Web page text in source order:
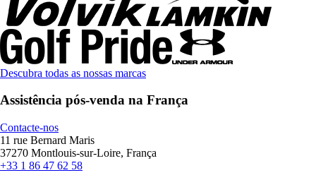
Descubra todas as nossas marcas
Assistência pós-venda na França
Contacte-nos
11 rue Bernard Maris
37270 Montlouis-sur-Loire, França
+33 1 86 47 62 58